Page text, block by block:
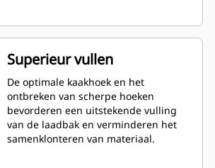
Superieur vullen
De optimale kaakhoek en het
ontbreken van scherpe hoeken
bevorderen een uitstekende vulling
van de laadbak en verminderen het
samenklonteren van materiaal.